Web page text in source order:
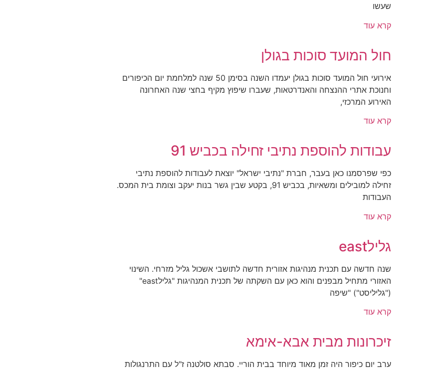
שעשו
קרא עוד
חול המועד סוכות בגולן
אירועי חול המועד סוכות בגולן יעמדו השנה בסימן 50 שנה למלחמת יום הכיפורים
וחנוכת אתרי ההנצחה והאנדרטאות, שעברו שיפוץ מקיף בחצי שנה האחרונה
האירוע המרכזי,
קרא עוד
עבודות להוספת נתיבי זחילה בכביש 91
כפי שפרסמנו כאן בעבר, חברת "נתיבי ישראל" יוצאת לעבודות להוספת נתיבי
זחילה למובילים ומשאיות, בכביש 91, בקטע שבין גשר בנות יעקב וצומת בית המכס.
העבודות
קרא עוד
גלילeast
שנה חדשה עם תכנית מנהיגות אזורית חדשה לתושבי אשכול גליל מזרחי. השינוי
האזורי מתחיל מבפנים והוא כאן עם השקתה של תכנית המנהיגות "גלילeast"
("גליליסט") "שיפה
קרא עוד
זיכרונות מבית אבא-אימא
ערב יום כיפור היה זמן מאוד מיוחד בבית הוריי. סבתא סולטנה ז"ל עם התרנגולות